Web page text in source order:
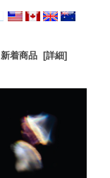
新着商品 [詳細]